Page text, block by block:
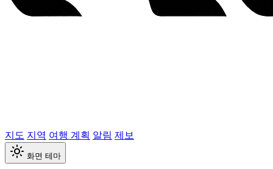
지도 지역 여행 계획 알림 제보
화면 테마